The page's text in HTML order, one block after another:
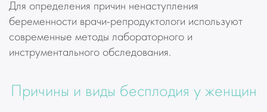
Для определения причин ненаступления
беременности врачи-репродуктологи используют
современные методы лабораторного и
инструментального обследования.
Причины и виды бесплодия у женщин